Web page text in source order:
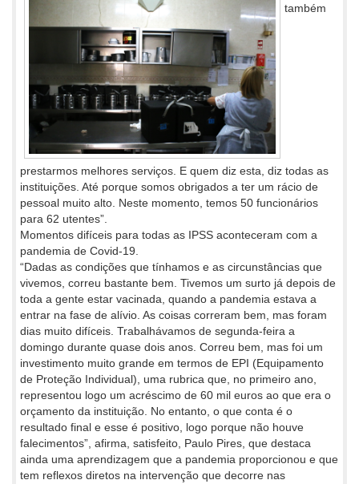
também
prestarmos melhores serviços. E quem diz esta, diz todas as
instituições. Até porque somos obrigados a ter um rácio de
pessoal muito alto. Neste momento, temos 50 funcionários
para 62 utentes”.
Momentos difíceis para todas as IPSS aconteceram com a
pandemia de Covid-19.
“Dadas as condições que tínhamos e as circunstâncias que
vivemos, correu bastante bem. Tivemos um surto já depois de
toda a gente estar vacinada, quando a pandemia estava a
entrar na fase de alívio. As coisas correram bem, mas foram
dias muito difíceis. Trabalhávamos de segunda-feira a
domingo durante quase dois anos. Correu bem, mas foi um
investimento muito grande em termos de EPI (Equipamento
de Proteção Individual), uma rubrica que, no primeiro ano,
representou logo um acréscimo de 60 mil euros ao que era o
orçamento da instituição. No entanto, o que conta é o
resultado final e esse é positivo, logo porque não houve
falecimentos”, afirma, satisfeito, Paulo Pires, que destaca
ainda uma aprendizagem que a pandemia proporcionou e que
tem reflexos diretos na intervenção que decorre nas